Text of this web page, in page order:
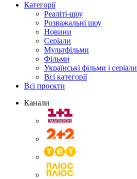
Категорії
Реаліті-шоу
Розважальні шоу
Новини
Серіали
Мультфільми
Фільми
Українські фільми і серіали
Всі категорії
Всі проєкти
Канали